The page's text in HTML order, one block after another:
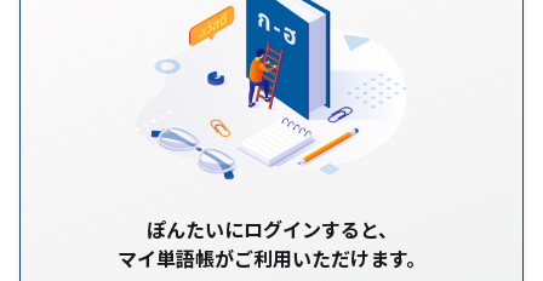
ぽんたいにログインすると、
マイ単語帳がご利用いただけます。